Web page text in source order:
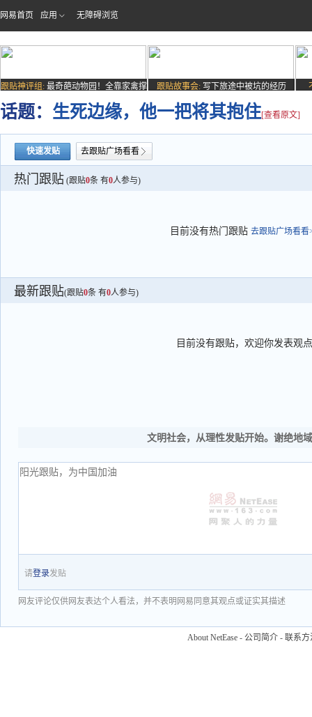
网易首页 应用 无障碍浏览
跟贴神评组: 最奇葩动物园！全靠家禽撑
场子
跟贴故事会: 写下旅途中被坑的经历
话题： 生死边缘，他一把将其抱住[查看原文]
快速发贴 去跟贴广场看看
热门跟贴 (跟贴0条 有0人参与)
目前没有热门跟贴 去跟贴广场看看
最新跟贴(跟贴0条 有0人参与)
目前没有跟贴，欢迎你发表观点
文明社会，从理性发贴开始。谢绝地
请登录发贴
网友评论仅供网友表达个人看法，并不表明网易同意其观点或证实其描述
About NetEase - 公司简介 - 联系方